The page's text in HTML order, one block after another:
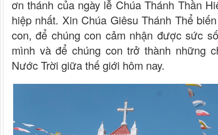
ơn thánh của ngày lễ Chúa Thánh Thần
hiệp nhất. Xin Chúa Giêsu Thánh Thể
con, để chúng con cảm nhận được sức
mình và để chúng con trở thành những
Nước Trời giữa thế giới hôm nay.